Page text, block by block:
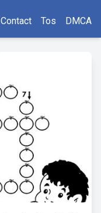
Contact Tos DMCA